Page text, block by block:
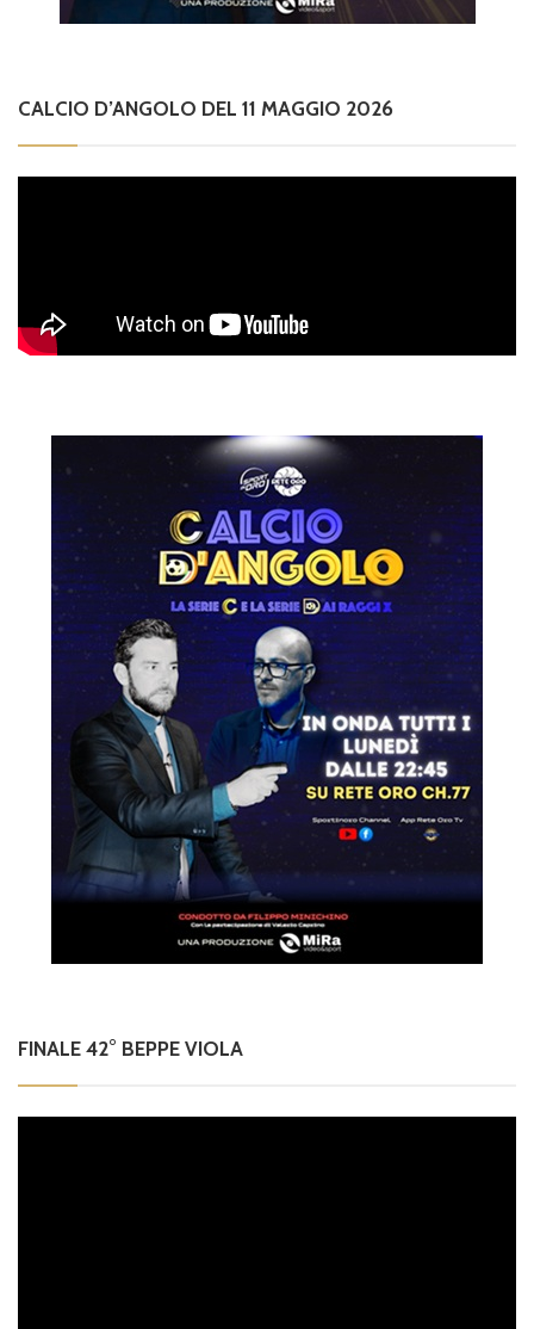
CALCIO D’ANGOLO DEL 11 MAGGIO 2026
FINALE 42° BEPPE VIOLA